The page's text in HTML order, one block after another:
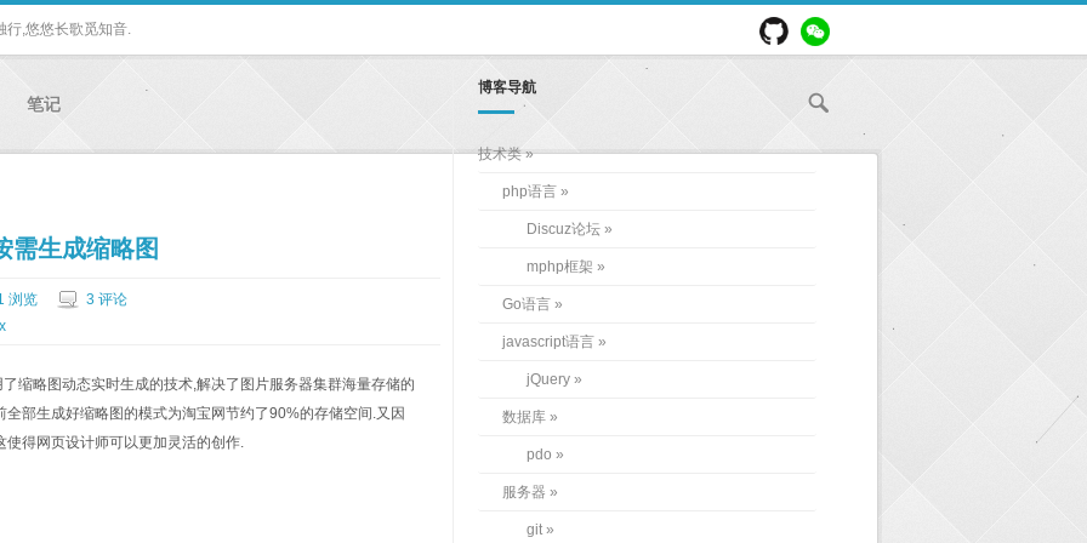
行,悠悠长歌觅知音.
笔记
需生成缩略图
浏览
3 评论
缩略图动态实时生成的技术,解决了图片服务器集群海量存储的
部生成好缩略图的模式为淘宝网节约了90%的存储空间.又因
得网页设计师可以更加灵活的创作.
博客导航
技术类
php语言
Discuz论坛
mphp框架
Go语言
javascript语言
jQuery
数据库
pdo
服务器
git